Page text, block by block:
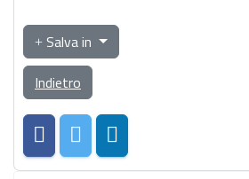
Salva in
Indietro